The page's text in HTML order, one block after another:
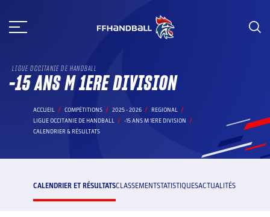
au
LIGUE OCCITANIE DE HANDBALL
-15 ANS M 1ERE DIVISION
ACCUEIL COMPÉTITIONS 2025 - 2026
REGIONAL
LIGUE OCCITANIE DE HANDBALL
-15 ANS M 1ERE DIVISION
CALENDRIER & RÉSULTATS
CALENDRIER ET RÉSULTATSCLASSEMENTSTATISTIQUESACTUALITÉS